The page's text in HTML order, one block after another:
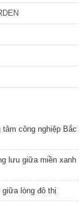
công nghiệp Bắc
lưu giữa miền xanh
giữa lòng đô thị